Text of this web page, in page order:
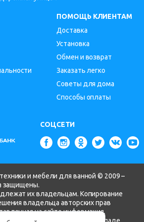
ПОМОЩЬ КЛИЕНТАМ
Доставка
Установка
Обмен и возврат
Заказать легко
Советы для дома
Способы оплаты
СОЦСЕТИ
и мебели для ванной © 2009 –
защищены.
их владельцам. Копирование
владельца авторских прав
на сайте информация,